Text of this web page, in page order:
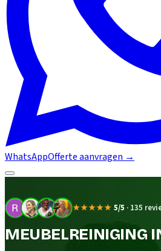
WhatsAppOfferte aanvragen →
★★★★★ 5/5 · 135
MEUBELREINIGING